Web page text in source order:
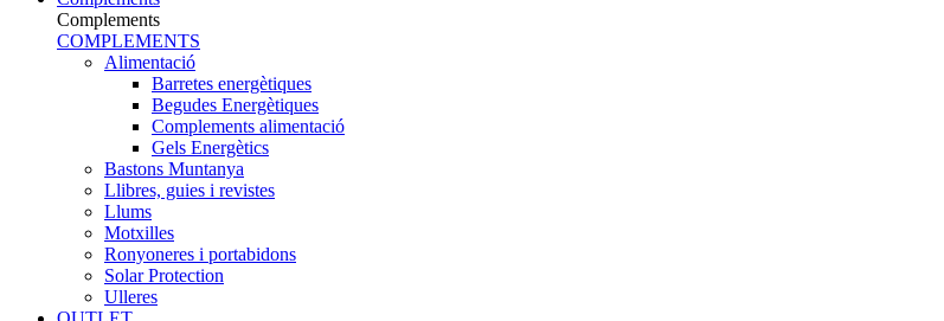
Complements
COMPLEMENTS
Alimentació
Barretes energètiques
Begudes Energètiques
Complements alimentació
Gels Energètics
Bastons Muntanya
Llibres, guies i revistes
Llums
Motxilles
Ronyoneres i portabidons
Solar Protection
Ulleres